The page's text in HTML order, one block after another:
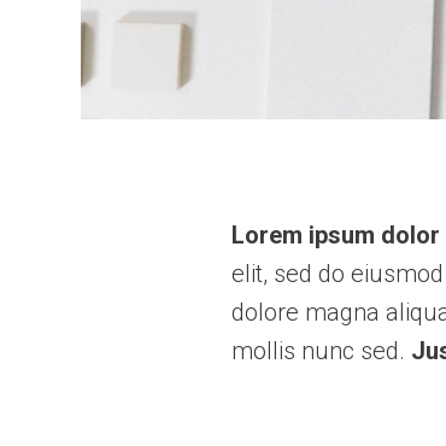
Lorem ipsum
elit, sed do
dolore magna
mollis nunc sed.